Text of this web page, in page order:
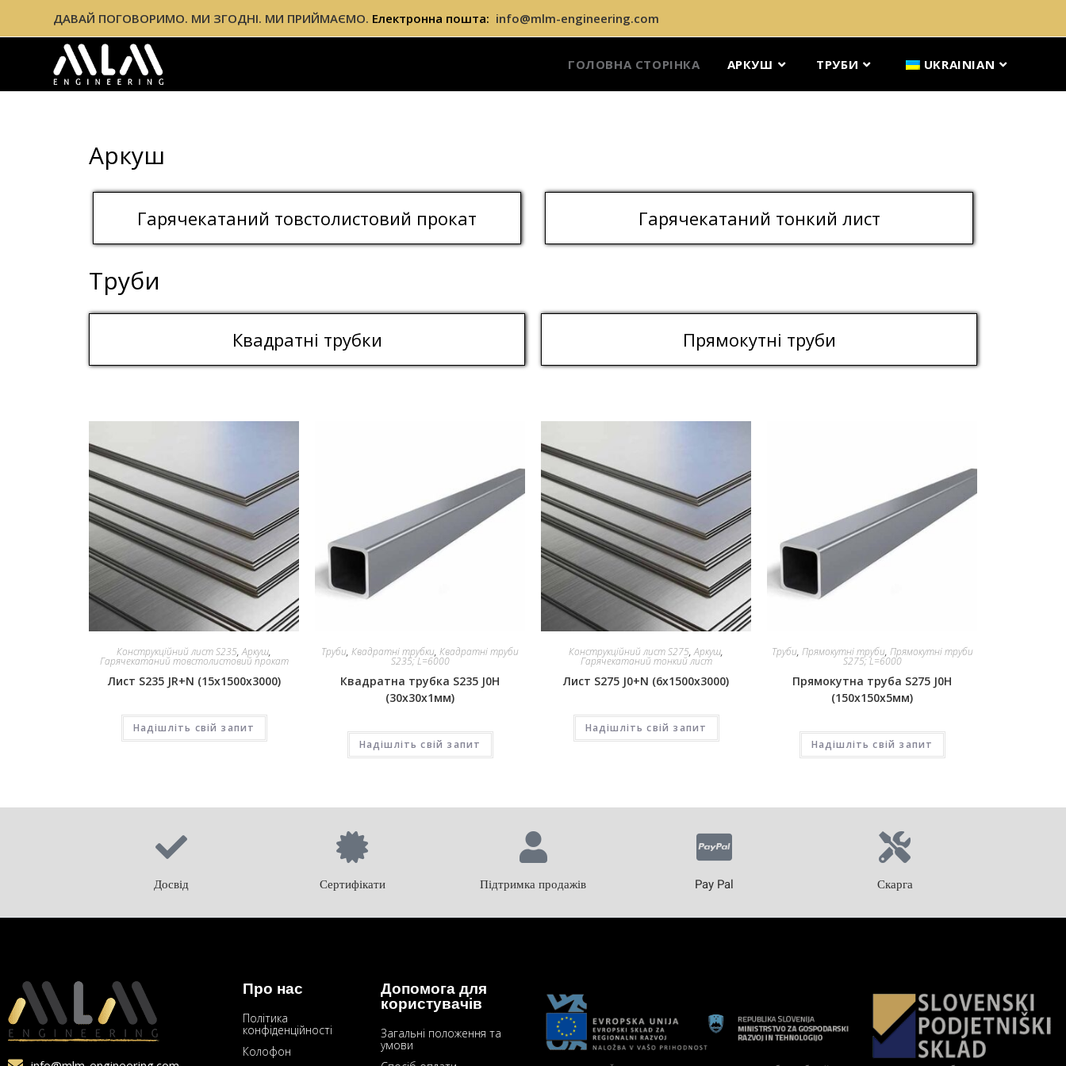
ДАВАЙ ПОГОВОРИМО. МИ ЗГОДНІ. МИ ПРИЙМАЄМО. Електронна пошта: info@mlm-engineering.com
ГОЛОВНА СТОРІНКА АРКУШ ТРУБИ UKRAINIAN
Аркуш
Гарячекатаний товстолистовий прокат Гарячекатаний тонкий лист
Труби
Квадратні трубки Прямокутні труби
Конструкційний лист S235,Аркуш,
Гарячекатаний товстолистовий прокат
Лист S235 JR+N (15x1500x3000)
Надішліть свій запит
Труби, Квадратні трубки, Квадратні труби
S235; L=6000
Квадратна трубка S235 J0H
(30x30x1мм)
Надішліть свій запит
Конструкційний лист S275,Аркуш,
Гарячекатаний тонкий лист
Лист S275 J0+N (6x1500x3000)
Надішліть свій запит
Труби, Прямокутні труби, Прямокутні труби
S275; L=6000
Прямокутна труба S275 J0H
(150x150x5мм)
Надішліть свій запит
Досвід Сертифікати Підтримка продажів Pay Pal Скарга
Про нас
Політика
конфіденційності
Колофон
Допомога для
користувачів
Загальні положення та
умови